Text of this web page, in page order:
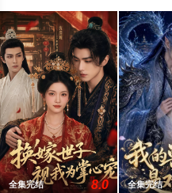
全集完结 8.0 全集完结